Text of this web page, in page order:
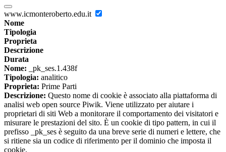
www.icmonteroberto.edu.it
Nome
Tipologia
Proprieta
Descrizione
Durata
Nome: _pk_ses.1.438f
Tipologia: analitico
Proprieta: Prime Parti
Descrizione: Questo nome di cookie è associato alla piattaforma di
analisi web open source Piwik. Viene utilizzato per aiutare i
proprietari di siti Web a monitorare il comportamento dei visitatori e
misurare le prestazioni del sito. È un cookie di tipo pattern, in cui il
prefisso _pk_ses è seguito da una breve serie di numeri e lettere, che
si ritiene sia un codice di riferimento per il dominio che imposta il
cookie.